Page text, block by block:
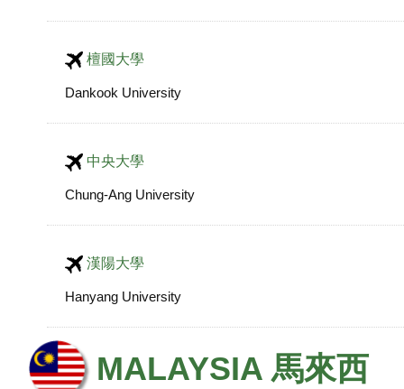
檀國大學
Dankook University
中央大學
Chung-Ang University
漢陽大學
Hanyang University
MALAYSIA 馬來西